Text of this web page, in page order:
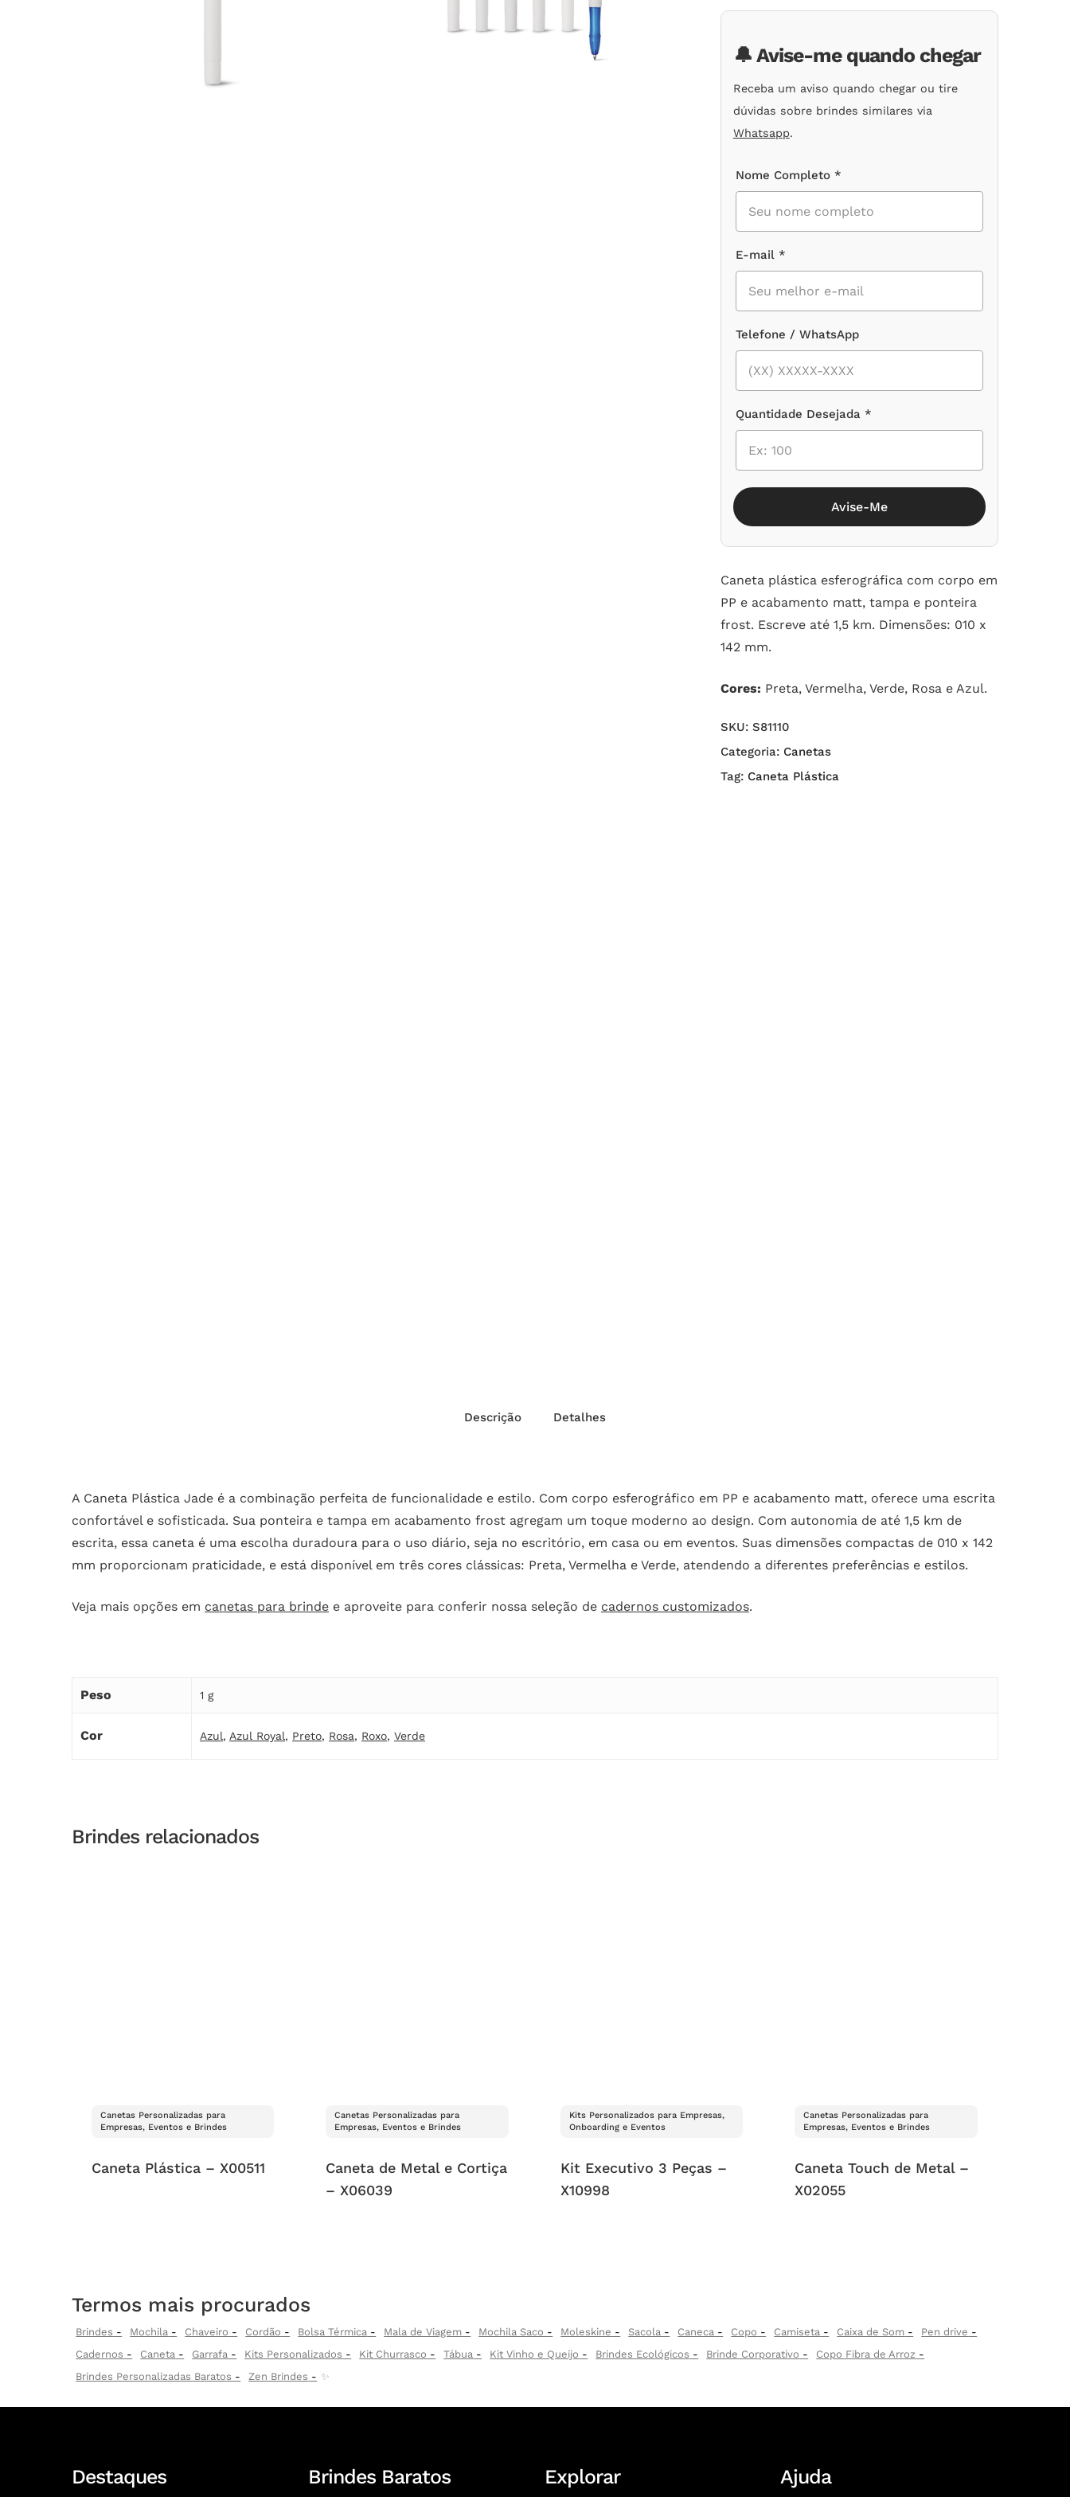
clientes
🔔 Avise-me quando chegar
Receba um aviso quando chegar ou tire
dúvidas sobre brindes similares via
Whatsapp.
Nome Completo *
E-mail *
Telefone / WhatsApp
Quantidade Desejada *
Avise-Me
Caneta plástica esferográfica com corpo em
PP e acabamento matt, tampa e ponteira
frost. Escreve até 1,5 km. Dimensões: 010 x
142 mm.
Cores: Preta, Vermelha, Verde, Rosa e Azul.
SKU: S81110
Categoria: Canetas
Tag: Caneta Plástica
Descrição Detalhes
A Caneta Plástica Jade é a combinação perfeita de funcionalidade e estilo. Com corpo esferográfico em PP e acabamento matt, oferece uma escrita
confortável e sofisticada. Sua ponteira e tampa em acabamento frost agregam um toque moderno ao design. Com autonomia de até 1,5 km de
escrita, essa caneta é uma escolha duradoura para o uso diário, seja no escritório, em casa ou em eventos. Suas dimensões compactas de 010 x 142
mm proporcionam praticidade, e está disponível em três cores clássicas: Preta, Vermelha e Verde, atendendo a diferentes preferências e estilos.
Veja mais opções em canetas para brinde e aproveite para conferir nossa seleção de cadernos customizados.
Peso 1 g
Cor Azul, Azul Royal, Preto, Rosa, Roxo, Verde
Brindes relacionados
Canetas Personalizadas para
Empresas, Eventos e Brindes
Caneta Plástica – X00511
Canetas Personalizadas para
Empresas, Eventos e Brindes
Caneta de Metal e Cortiça
– X06039
Kits Personalizados para Empresas,
Onboarding e Eventos
Kit Executivo 3 Peças –
X10998
Canetas Personalizadas para
Empresas, Eventos e Brindes
Caneta Touch de Metal –
X02055
Termos mais procurados
Brindes Mochila Chaveiro Cordão Bolsa Térmica Mala de Viagem Mochila Saco Moleskine Sacola Caneca Copo Camiseta Caixa de Som
Pen drive
Cadernos
Caneta Garrafa Kits Personalizados Kit Churrasco Tábua Kit Vinho e Queijo Brindes Ecológicos Brinde Corporativo
Copo Fibra de Arroz
Brindes Personalizadas Baratos
Zen Brindes ✨
Destaques Brindes Baratos Explorar Ajuda